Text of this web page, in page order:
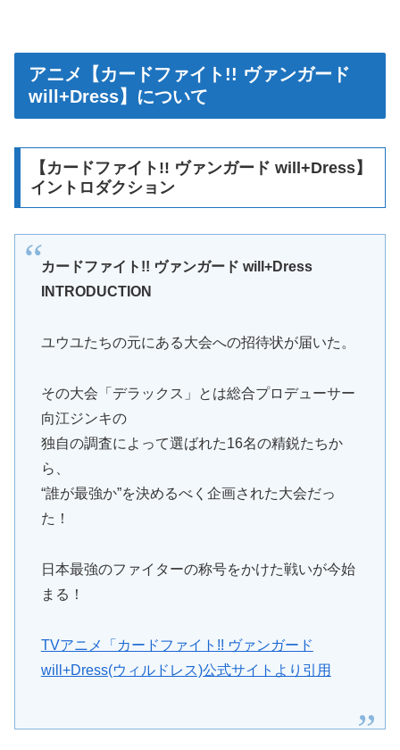
アニメ【カードファイト!! ヴァンガード
will+Dress】について
【カードファイト!! ヴァンガード will+Dress】
イントロダクション
カードファイト!! ヴァンガード will+Dress
INTRODUCTION
ユウユたちの元にある大会への招待状が届いた。
その大会「デラックス」とは総合プロデューサー
向江ジンキの
独自の調査によって選ばれた16名の精鋭たちか
ら、
“誰が最強か”を決めるべく企画された大会だっ
た！
日本最強のファイターの称号をかけた戦いが今始
まる！
TVアニメ「カードファイト!! ヴァンガード
will+Dress(ウィルドレス)公式サイトより引用